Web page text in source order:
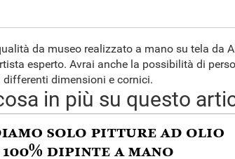
da museo realizzato a mano su tela da
esperto. Avrai anche la possibilità di
differenti dimensioni e cornici.
in più su questo